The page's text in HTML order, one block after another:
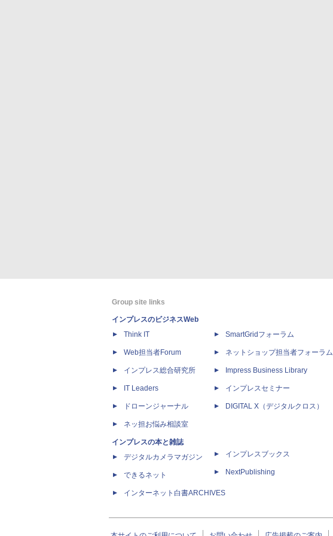
Group site links
インプレスのビジネスWeb
Think IT
Web担当者Forum
インプレス総合研究所
IT Leaders
ドローンジャーナル
ネッ担お悩み相談室
インプレスの本と雑誌
デジタルカメラマガジン
できるネット
インターネット白書ARCHIVES
SmartGridフォーラム
ネットショップ担当者フォーラム
Impress Business Library
インプレスセミナー
DIGITAL X（デジタルクロス）
インプレスブックス
NextPublishing